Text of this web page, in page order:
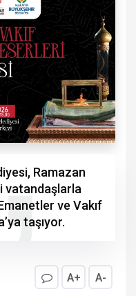
Ramazan
vatandaşlarla
ve Vakıf
taşıyor.
A+ A-